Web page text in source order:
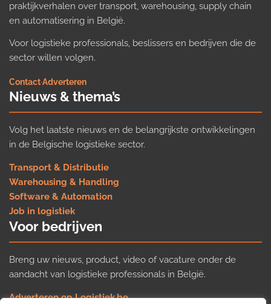
praktijkverhalen over transport, warehousing, supply chain
en automatisering in België.
Voor logistieke professionals, beslissers en bedrijven die de
sector willen volgen.
Contact·Adverteren
Nieuws & thema’s
Volg het laatste nieuws en de belangrijkste ontwikkelingen
in de Belgische logistieke sector.
Transport & Distributie
Warehousing & Handling
Software & Automation
Job in logistiek
Voor bedrijven
Breng uw nieuws, product, video of vacature onder de
aandacht van logistieke professionals in België.
Adverteren op Logistiek.be